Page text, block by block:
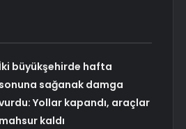
İki büyükşehirde hafta
sonuna sağanak damga
Yollar kapandı, araçlar
mahsur kaldı